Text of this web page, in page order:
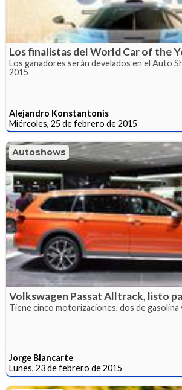
Los finalistas del World Car of the
Los ganadores serán develados en el Auto
2015
Alejandro Konstantonis
Miércoles, 25 de febrero de 2015
Autoshows
Volkswagen Passat Alltrack, listo
Tiene cinco motorizaciones, dos de gasolina
Jorge Blancarte
Lunes, 23 de febrero de 2015